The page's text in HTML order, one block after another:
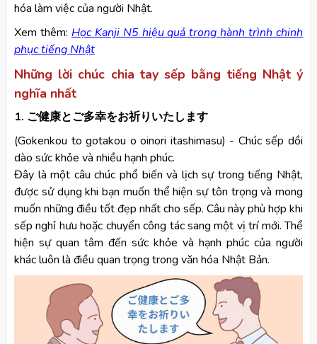
hóa làm việc của người Nhật.
Xem thêm: Học Kanji N5 hiệu quả trong hành trình chinh
phục tiếng Nhật
Những lời chúc chia tay sếp bằng tiếng Nhật ý
nghĩa nhất
1. ご健康とご多幸をお祈りいたします
(Gokenkou to gotakou o oinori itashimasu) - Chúc sếp dồi
dào sức khỏe và nhiều hạnh phúc.
Đây là một câu chúc phổ biến và lịch sự trong tiếng Nhật,
được sử dụng khi bạn muốn thể hiện sự tôn trọng và mong
muốn những điều tốt đẹp nhất cho sếp. Câu này phù hợp khi
sếp nghỉ hưu hoặc chuyển công tác sang một vị trí mới. Thể
hiện sự quan tâm đến sức khỏe và hạnh phúc của người
khác luôn là điều quan trọng trong văn hóa Nhật Bản.